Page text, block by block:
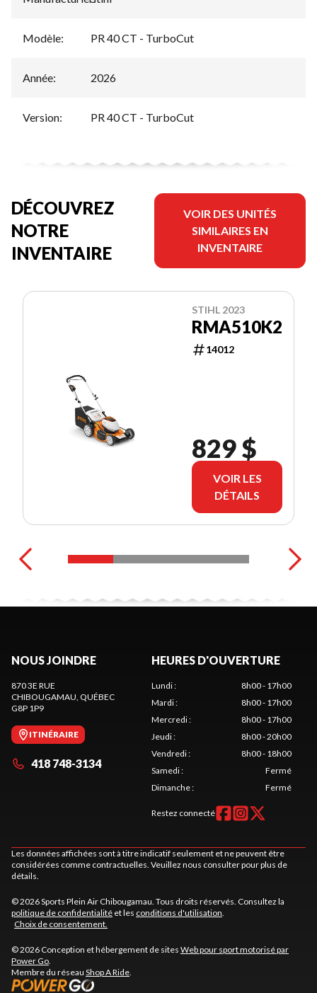
Modèle: PR 40 CT - TurboCut
Année: 2026
Version: PR 40 CT - TurboCut
DÉCOUVREZ
NOTRE
INVENTAIRE
VOIR DES UNITÉS
SIMILAIRES EN
INVENTAIRE
STIHL 2023
RMA510K2
14012
829 $
VOIR LES
DÉTAILS
NOUS JOINDRE
870 3E RUE
CHIBOUGAMAU , QUÉBEC
G8P 1P9
ITINÉRAIRE
418 748-3134
HEURES D'OUVERTURE
Lundi:
8h00 - 17h00
Mardi:
8h00 - 17h00
Mercredi:
8h00 - 17h00
Jeudi:
8h00 - 20h00
Vendredi:
8h00 - 18h00
Samedi:
Fermé
Dimanche: Fermé
Restez connecté
Les données affichées sont à titre indicatif seulement et ne peuvent être
considérées comme contractuelles. Veuillez nous consulter pour plus de
détails.
© 2026 Sports Plein Air Chibougamau. Tous droits réservés. Consultez la
politique de confidentialité et les conditions d'utilisation
Choix de consentement.
© 2026 Conception et hébergement de sites Web pour sport motorisé par
Power Go
Membre du réseau Shop A Ride